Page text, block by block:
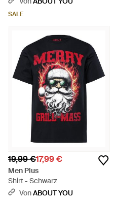
SALE
19,99 €17,99 €
Men Plus
Shirt - Schwarz
VonABOUT YOU